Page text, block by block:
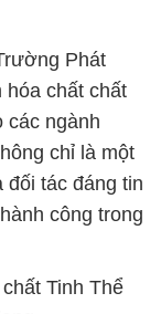
Phát
hóa chất chất
các ngành
chỉ là một
đối tác đáng tin
công trong
Tinh Thể